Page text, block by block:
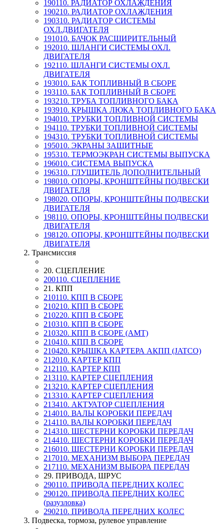
190110. РАДИАТОР ОХЛАЖДЕНИЯ
190210. РАДИАТОР ОХЛАЖДЕНИЯ
190310. РАДИАТОР СИСТЕМЫ
ОХЛ.ДВИГАТЕЛЯ
191010. БАЧОК РАСШИРИТЕЛЬНЫЙ
192010. ШЛАНГИ СИСТЕМЫ ОХЛ.
ДВИГАТЕЛЯ
192110. ШЛАНГИ СИСТЕМЫ ОХЛ.
ДВИГАТЕЛЯ
193010. БАК ТОПЛИВНЫЙ В СБОРЕ
193110. БАК ТОПЛИВНЫЙ В СБОРЕ
193210. ТРУБА ТОПЛИВНОГО БАКА
193910. КРЫШКА ЛЮКА ТОПЛИВНОГО БАКА
194010. ТРУБКИ ТОПЛИВНОЙ СИСТЕМЫ
194110. ТРУБКИ ТОПЛИВНОЙ СИСТЕМЫ
194310. ТРУБКИ ТОПЛИВНОЙ СИСТЕМЫ
195010. ЭКРАНЫ ЗАЩИТНЫЕ
195310. ТЕРМОЭКРАН СИСТЕМЫ ВЫПУСКА
196010. СИСТЕМА ВЫПУСКА
196310. ГЛУШИТЕЛЬ ДОПОЛНИТЕЛЬНЫЙ
198010. ОПОРЫ, КРОНШТЕЙНЫ ПОДВЕСКИ
ДВИГАТЕЛЯ
198020. ОПОРЫ, КРОНШТЕЙНЫ ПОДВЕСКИ
ДВИГАТЕЛЯ
198110. ОПОРЫ, КРОНШТЕЙНЫ ПОДВЕСКИ
ДВИГАТЕЛЯ
198120. ОПОРЫ, КРОНШТЕЙНЫ ПОДВЕСКИ
ДВИГАТЕЛЯ
2. Трансмиссия
20. СЦЕПЛЕНИЕ
200110. СЦЕПЛЕНИЕ
21. КПП
210110. КПП В СБОРЕ
210210. КПП В СБОРЕ
210220. КПП В СБОРЕ
210310. КПП В СБОРЕ
210320. КПП В СБОРЕ (AMT)
210410. КПП В СБОРЕ
210420. КРЫШКА КАРТЕРА АКПП (JATCO)
212010. КАРТЕР КПП
212110. КАРТЕР КПП
213110. КАРТЕР СЦЕПЛЕНИЯ
213210. КАРТЕР СЦЕПЛЕНИЯ
213310. КАРТЕР СЦЕПЛЕНИЯ
213410. АКТУАТОР СЦЕПЛЕНИЯ
214010. ВАЛЫ КОРОБКИ ПЕРЕДАЧ
214110. ВАЛЫ КОРОБКИ ПЕРЕДАЧ
214310. ШЕСТЕРНИ КОРОБКИ ПЕРЕДАЧ
214410. ШЕСТЕРНИ КОРОБКИ ПЕРЕДАЧ
216010. ШЕСТЕРНИ КОРОБКИ ПЕРЕДАЧ
217010. МЕХАНИЗМ ВЫБОРА ПЕРЕДАЧ
217110. МЕХАНИЗМ ВЫБОРА ПЕРЕДАЧ
29. ПРИВОДА, ШРУС
290110. ПРИВОДА ПЕРЕДНИХ КОЛЕС
290120. ПРИВОДА ПЕРЕДНИХ КОЛЕС
(разузловка)
290210. ПРИВОДА ПЕРЕДНИХ КОЛЕС
3. Подвеска, тормоза, рулевое управление